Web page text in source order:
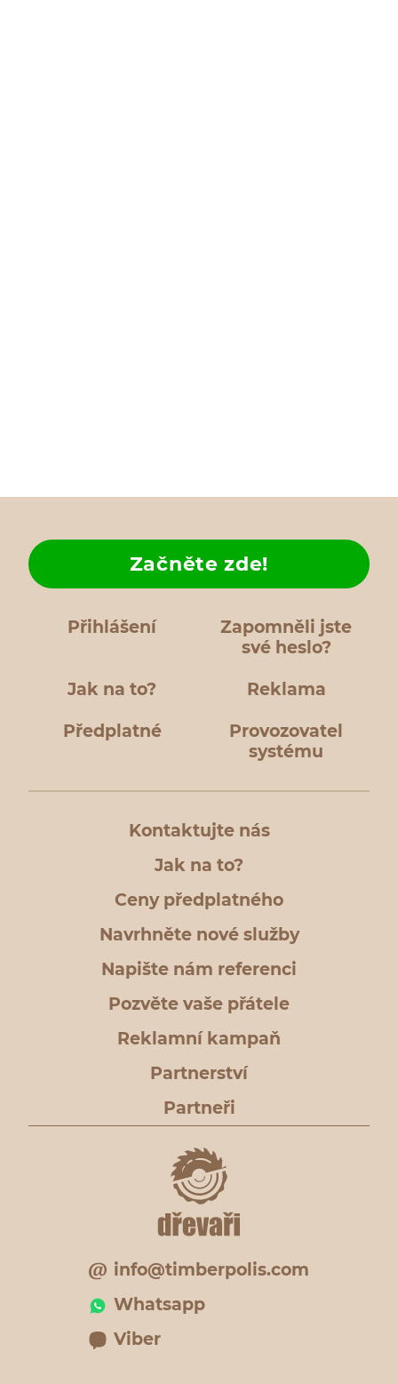
Přihlášení
Zapomněli jste
své heslo?
Jak na to?
Začněte zde!
Reklama
Předplatné
Provozovatel
systému
Kontaktujte nás
Jak na to?
Ceny předplatného
Navrhněte nové služby
Napište nám referenci
Pozvěte vaše přátele
Reklamní kampaň
Partnerství
Partneři
info@timberpolis.com
Whatsapp
Viber